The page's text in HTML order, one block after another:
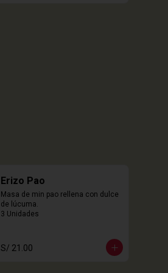
Erizo Pao
Masa de min pao rellena con dulce
de lúcuma.
3 Unidades
S/ 21.00